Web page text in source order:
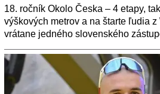
18. ročník Okolo Česka – 4 etapy,
výškových metrov a na štarte ľudia z
vrátane jedného slovenského